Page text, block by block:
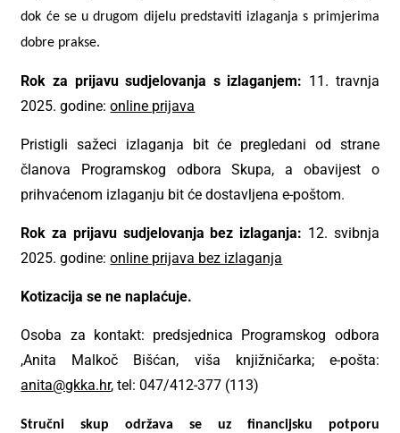
dok će se u drugom dijelu predstaviti izlaganja s primjerima
dobre prakse.
Rok za prijavu sudjelovanja s izlaganjem: 11. travnja
2025. godine:online prijava
Pristigli sažeci izlaganja bit će pregledani od strane
članova Programskog odbora Skupa, a obavijest o
prihvaćenom izlaganju bit će dostavljena e-poštom.
Rok za prijavu sudjelovanja bez izlaganja: 12. svibnja
2025. godine:online prijava bez izlaganja
Kotizacija se ne naplaćuje.
Osoba za kontakt: predsjednica Programskog odbora
,Anita Malkoč Bišćan, viša knjižničarka; e-pošta:
anita@gkka.hr, tel: 047/412-377 (113)
Stručni skup održava se uz financijsku potporu